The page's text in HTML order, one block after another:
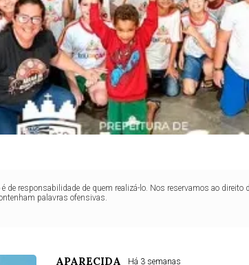
de responsabilidade de quem realizá-lo. Nos reservamos ao
palavras ofensivas.
APARECIDA Há 3 semanas